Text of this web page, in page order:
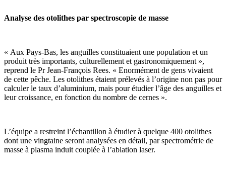
Analyse des otolithes par spectroscopie de masse
« Aux Pays-Bas, les anguilles constituaient une population et un
produit très importants, culturellement et gastronomiquement »,
reprend le Pr Jean-François Rees. « Enormément de gens vivaient
de cette pêche. Les otolithes étaient prélevés à l’origine non pas pour
calculer le taux d’aluminium, mais pour étudier l’âge des anguilles et
leur croissance, en fonction du nombre de cernes ».
L’équipe a restreint l’échantillon à étudier à quelque 400 otolithes
dont une vingtaine seront analysées en détail, par spectrométrie de
masse à plasma induit couplée à l’ablation laser.